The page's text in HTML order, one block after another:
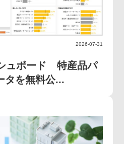
2026-07-31
ュボード 特産品パ
タを無料公...